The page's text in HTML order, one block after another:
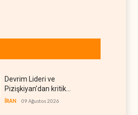
Devrim Lideri ve
Pizişkiyan’dan kritik
görüşme
İRAN 09 Ağustos 2026